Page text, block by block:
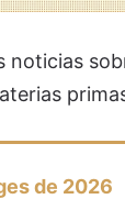
noticias
de 2026